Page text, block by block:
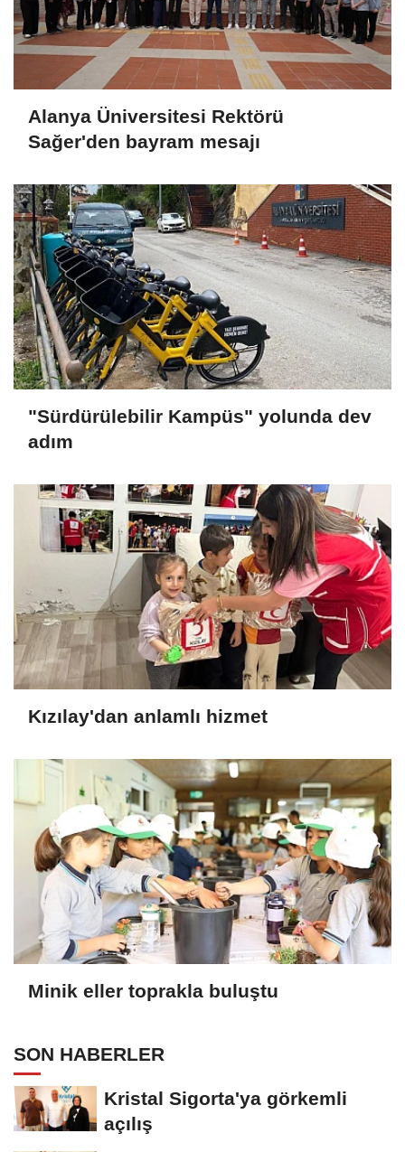
Alanya Üniversitesi Rektörü
Sağer'den bayram mesajı
"Sürdürülebilir Kampüs" yolunda dev
adım
Kızılay'dan anlamlı hizmet
Minik eller toprakla buluştu
SON HABERLER
Kristal Sigorta'ya görkemli
açılış